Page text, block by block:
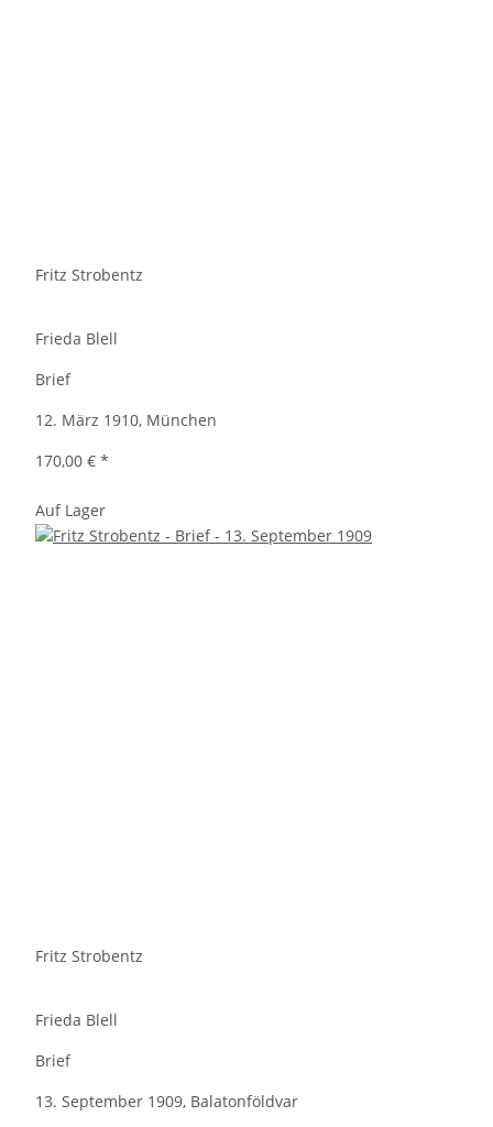
Fritz Strobentz
Frieda Blell
Brief
12. März 1910, München
170,00 € *
Auf Lager
Fritz Strobentz
Frieda Blell
Brief
13. September 1909, Balatonföldvar